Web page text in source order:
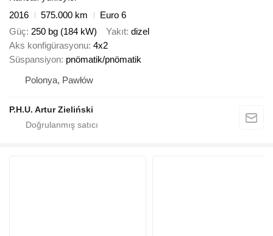
2016
575.000 km
Euro 6
Güç 250 bg (184 kW) Yakıt dizel
Aks konfigürasyonu 4x2
Süspansiyon pnömatik/pnömatik
Polonya, Pawłów
P.H.U. Artur Zieliński